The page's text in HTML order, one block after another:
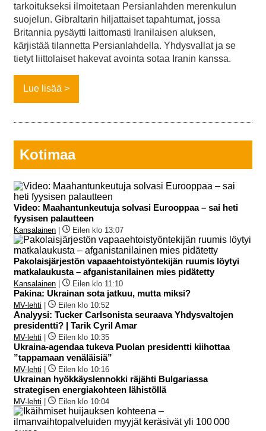
tarkoitukseksi ilmoitetaan Persianlahden merenkulun
suojelun. Gibraltarin hiljattaiset tapahtumat, jossa
Britannia pysäytti laittomasti Iranilaisen aluksen,
kärjistää tilannetta Persianlahdella. Yhdysvallat ja se
tietyt liittolaiset hakevat avointa sotaa Iranin kanssa.
Lue lisää
Kotimaa
Video: Maahantunkeutuja solvasi Eurooppaa – sai heti
fyysisen palautteen
Kansalainen Eilen klo 13:07
Pakolaisjärjestön vapaaehtoistyöntekijän ruumis löytyi
matkalaukusta – afganistanilainen mies pidätetty
Kansalainen Eilen klo 11:10
Pakina: Ukrainan sota jatkuu, mutta miksi?
MV-lehti Eilen klo 10:52
Analyysi: Tucker Carlsonista seuraava Yhdysvaltojen
presidentti? | Tarik Cyril Amar
MV-lehti Eilen klo 10:35
Ukraina-agendaa tukeva Puolan presidentti kiihottaa
”tappamaan venäläisiä”
MV-lehti Eilen klo 10:16
Ukrainan hyökkäyslennokki räjähti Bulgariassa
strategisen energiakohteen lähistöllä
MV-lehti Eilen klo 10:04